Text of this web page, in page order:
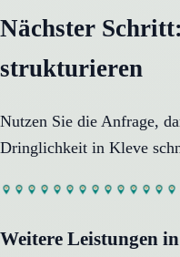
Nächster
strukturieren
Nutzen Sie die Anfrage,
Dringlichkeit in Kleve
Weitere Leistungen in